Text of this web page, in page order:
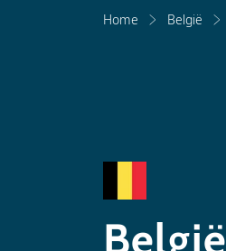
Home België
België